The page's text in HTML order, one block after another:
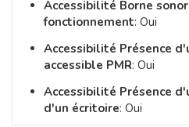
Accessibilité Borne
fonctionnement: Oui
Accessibilité Présence
accessible PMR: Oui
Accessibilité Présence
d'un écritoire: Oui